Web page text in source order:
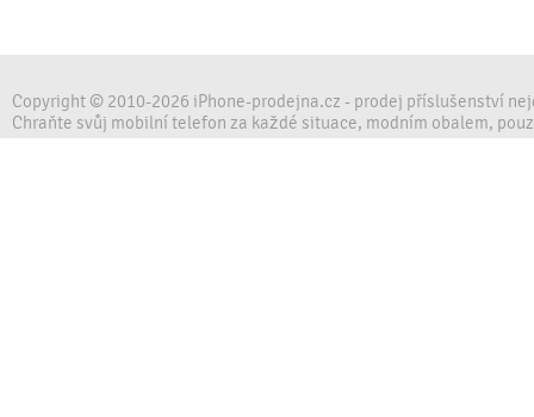
Copyright © 2010-2026 iPhone-prodejna.cz - prodej příslušenství
Chraňte svůj mobilní telefon za každé situace, modním obalem,